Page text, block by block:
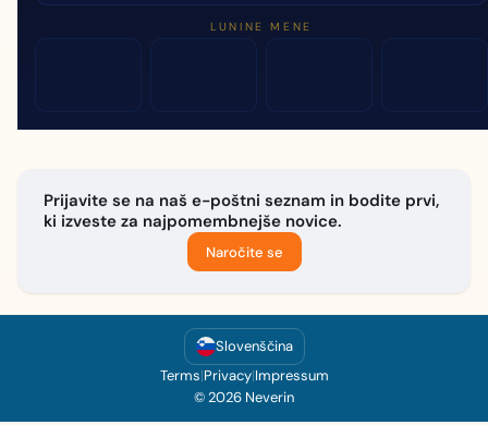
LUNINE MENE
Prijavite se na naš e-poštni seznam in bodite prvi,
ki izveste za najpomembnejše novice.
Naročite se
Slovenščina
Terms|Privacy|Impressum
© 2026 Neverin